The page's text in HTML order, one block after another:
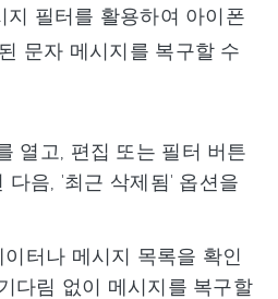
지 필터를 활용하여 아이폰
문자 메시지를 복구할 수
열고, 편집 또는 필터 버튼
다음, '최근 삭제됨' 옵션을
터나 메시지 목록을 확인
다림 없이 메시지를 복구할